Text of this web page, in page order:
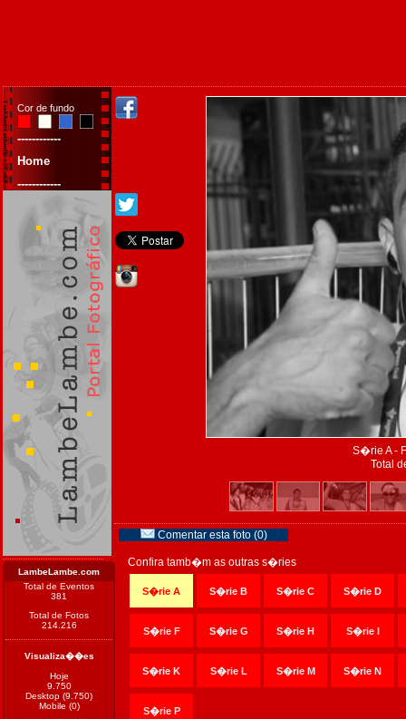
Cor de fundo
------------
Home
------------
LambeLambe.com
Total de Eventos
381
Total de Fotos
214.216
Visualiza��es
Hoje
9.750
Desktop (9.750)
Mobile (0)
S�rie A -
Total
Comentar esta foto (0)
Confira tamb�m as outras s�ries
S�rie A S�rie B S�rie C S�rie D
S�rie F S�rie G S�rie H S�rie I
S�rie K S�rie L S�rie M S�rie N
S�rie P